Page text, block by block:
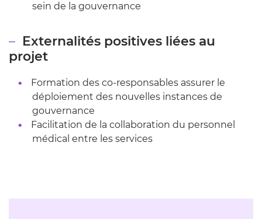
sein de la gouvernance
Externalités positives liées au
projet
Formation des co-responsables assurer le
déploiement des nouvelles instances de
gouvernance
Facilitation de la collaboration du personnel
médical entre les services